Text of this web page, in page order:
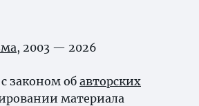
, 2003 — 2026
законом об авторских
материала